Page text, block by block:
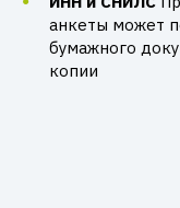
анкеты может
бумажного
копии